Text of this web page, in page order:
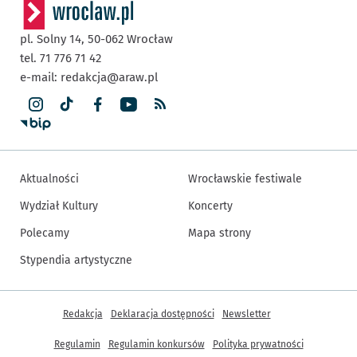
pl. Solny 14, 50-062 Wrocław
tel. 71 776 71 42
e-mail: redakcja@araw.pl
Aktualności
Wydział Kultury
Polecamy
Stypendia artystyczne
Wrocławskie festiwale
Koncerty
Mapa strony
Inne informacje
Redakcja Deklaracja dostępności Newsletter
Regulamin Regulamin konkursów Polityka prywatności